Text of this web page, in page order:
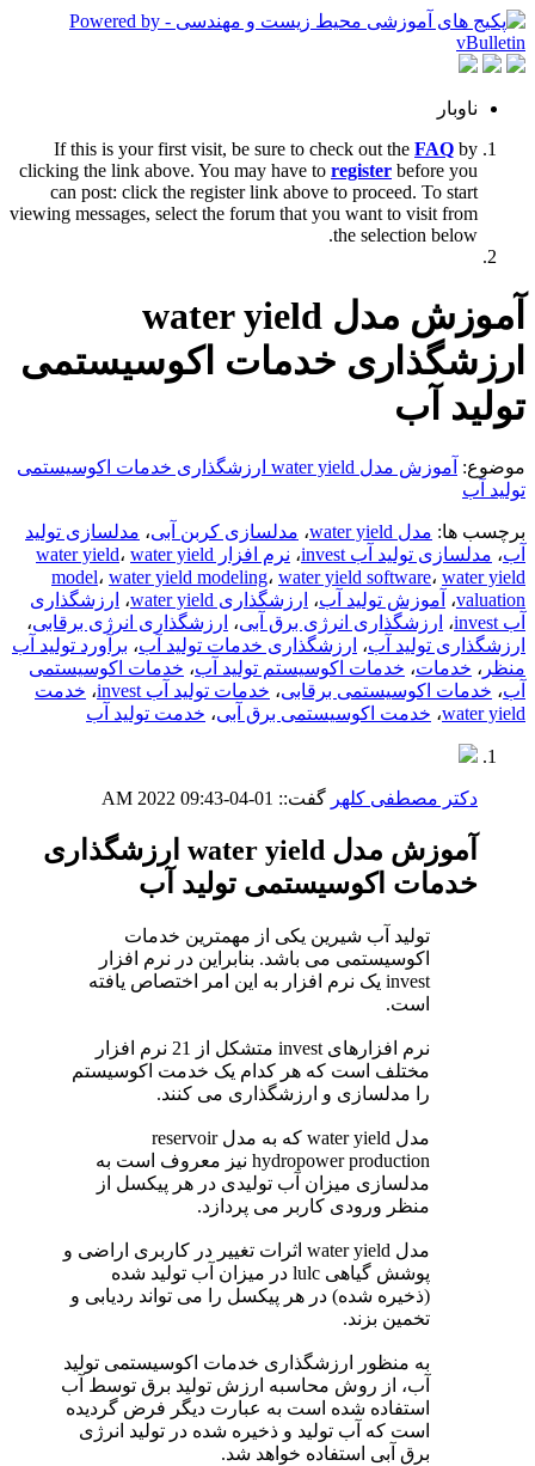
ناوبار
If this is your first visit, be sure to check out the FAQ by
clicking the link above. You may have to register before you
can post: click the register link above to proceed. To start
viewing messages, select the forum that you want to visit from
the selection below.
آموزش مدل water yield
ارزشگذاری خدمات اکوسیستمی
تولید آب
موضوع:
آموزش مدل water yield ارزشگذاری خدمات اکوسیستمی
تولید آب
برچسب ها: مدل water yield ، مدلسازی کربن آبی، مدلسازی تولید
آب، مدلسازی تولید آب invest ، نرم افزار water yield ، water yield
model، water yield modeling، water yield software، water yield
valuation، آموزش تولید آب، ارزشگذاری water yield ، ارزشگذاری
آب invest
، ارزشگذاری انرژی برق آبی، ارزشگذاری انرژی برقابی،
ارزشگذاری تولید آب، ارزشگذاری خدمات تولید آب، برآورد تولید آب
منظر ، خدمات، خدمات اکوسیستم تولید آب، خدمات اکوسیستمی
آب، خدمات اکوسیستمی برقابی، خدمات تولید آب invest ، خدمت
water yield، خدمت اکوسیستمی برق آبی، خدمت تولید آب
دکتر مصطفی کلهر گفت:: 01-04-2022
09:43 AM
آموزش مدل water yield ارزشگذاری
خدمات اکوسیستمی تولید آب
تولید آب شیرین یکی از مهمترین خدمات
اکوسیستمی می باشد. بنابراین در نرم افزار
invest یک نرم افزار به این امر اختصاص یافته
است.
نرم افزارهای invest متشکل از 21 نرم افزار
مختلف است که هر کدام یک خدمت اکوسیستم
را مدلسازی و ارزشگذاری می کنند.
مدل water yield که به مدل reservoir
hydropower production نیز معروف است به
مدلسازی میزان آب تولیدی در هر پیکسل از
منظر ورودی کاربر می پردازد.
مدل water yield اثرات تغییر در کاربری اراضی و
پوشش گیاهی lulc در میزان آب تولید شده
(ذخیره شده) در هر پیکسل را می تواند ردیابی و
تخمین بزند.
به منظور ارزشگذاری خدمات اکوسیستمی تولید
آب، از روش محاسبه ارزش تولید برق توسط آب
استفاده شده است به عبارت دیگر فرض گردیده
است که آب تولید و ذخیره شده در تولید انرژی
برق آبی استفاده خواهد شد.